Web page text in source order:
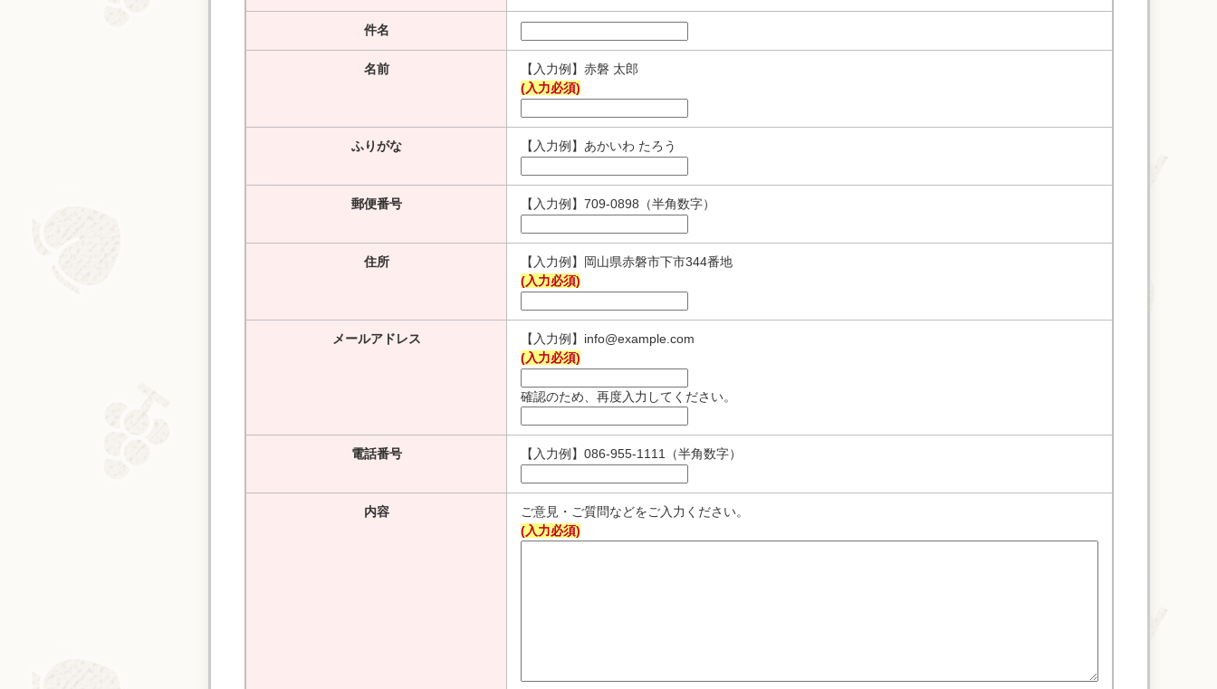
件名
名前
【入力例】赤磐 太郎
(入力必須)
ふりがな 【入力例】あかいわ たろう
郵便番号 【入力例】709-0898（半角数字）
住所
【入力例】岡山県赤磐市下市344番地
(入力必須)
メールアドレス
【入力例】info@example.com
(入力必須)
確認のため、再度入力してください。
電話番号 【入力例】086-955-1111（半角数字）
内容
ご意見・ご質問などをご入力ください。
(入力必須)